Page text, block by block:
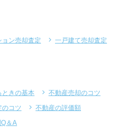
ョン売却査定
一戸建て売却査定
ときの基本
不動産売却のコツ
のコツ
不動産の評価額
＆A